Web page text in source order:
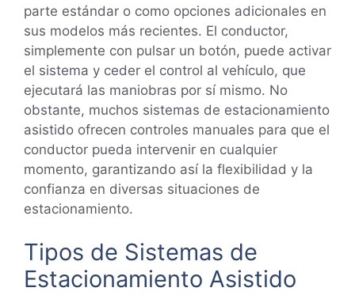
parte estándar o como opciones adicionales en
sus modelos más recientes. El conductor,
simplemente con pulsar un botón, puede activar
el sistema y ceder el control al vehículo, que
ejecutará las maniobras por sí mismo. No
obstante, muchos sistemas de estacionamiento
asistido ofrecen controles manuales para que el
conductor pueda intervenir en cualquier
momento, garantizando así la flexibilidad y la
confianza en diversas situaciones de
estacionamiento.
Tipos de Sistemas de
Estacionamiento Asistido